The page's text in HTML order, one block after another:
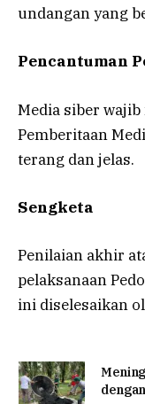
undangan yang
Pencantuman
Media siber
Pemberitaan
terang dan jelas.
Sengketa
Penilaian akhir
pelaksanaan
ini diselesaikan